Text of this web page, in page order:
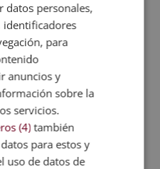
datos personales,
identificadores
para
anuncios y
sobre la
servicios.
(4) también
para estos y
uso de datos de